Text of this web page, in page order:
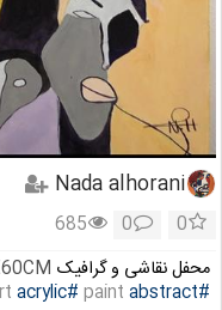
Nada alhorani
0
0
685
محفل نقاشی و گرافیک
#abstract
#acrylic paint